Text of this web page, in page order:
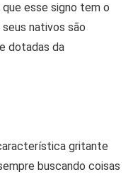
esse signo tem o
nativos são
dotadas da
gritante
buscando coisas